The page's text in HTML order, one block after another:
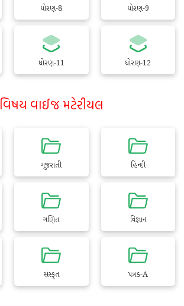
ધોરણ-8 ધોરણ-9
ધોરણ-11 ધોરણ-12
વિષય વાઈજ મટેરીયલ
ગુજરાતી હિન્દી
ગણિત વિજ્ઞાન
સંસ્કૃત પત્રક-A